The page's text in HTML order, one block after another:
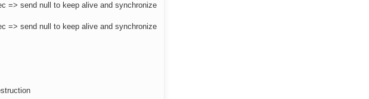
=> send null to keep alive and synchronize
=> send null to keep alive and synchronize